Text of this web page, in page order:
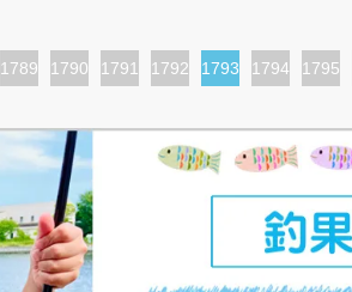
ペ
1789
ペ
ジ
1790
ペ
1791
ペ
1792
カ
ト
ジ
1793
ペ
1794
ペ
1795